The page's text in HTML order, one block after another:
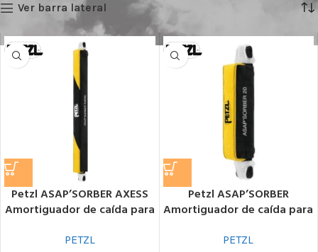
Ver barra lateral
Petzl ASAP’SORBER AXESS
Amortiguador de caída para
de hasta 250 kg
PETZL
Petzl ASAP’SORBER
Amortiguador de caída para
LOCK
PETZL